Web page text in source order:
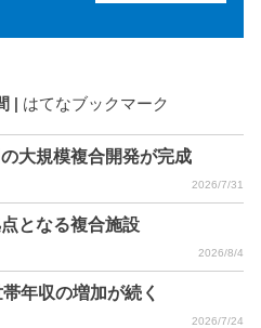
はてなブックマーク
大規模複合開発が完成
2026/7/31
となる複合施設
2026/8/4
年収の増加が続く
2026/7/24